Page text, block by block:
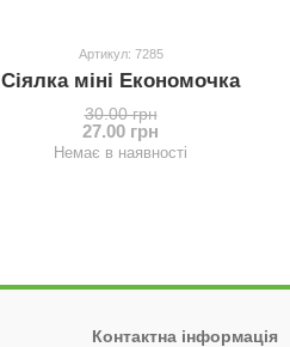
Артикул: 7285
Сіялка міні Економочка
30.00 грн
27.00 грн
Немає в наявності
Контактна інформація